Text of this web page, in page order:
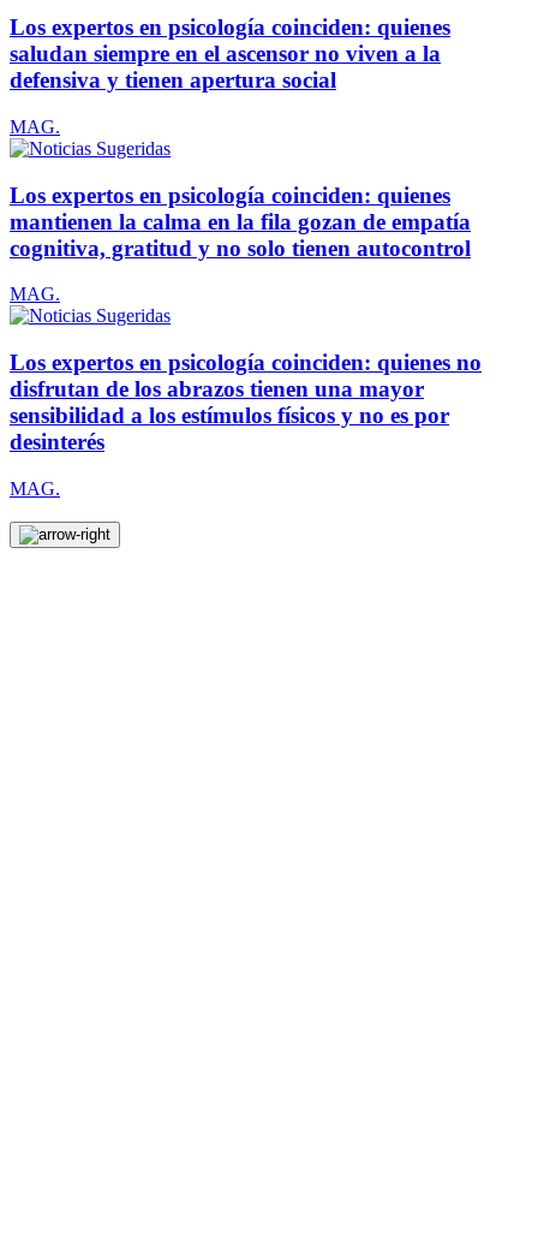
Los expertos en psicología coinciden: quienes
saludan siempre en el ascensor no viven a la
defensiva y tienen apertura social
MAG.
Los expertos en psicología coinciden: quienes
mantienen la calma en la fila gozan de empatía
cognitiva, gratitud y no solo tienen autocontrol
MAG.
Los expertos en psicología coinciden: quienes no
disfrutan de los abrazos tienen una mayor
sensibilidad a los estímulos físicos y no es por
desinterés
MAG.